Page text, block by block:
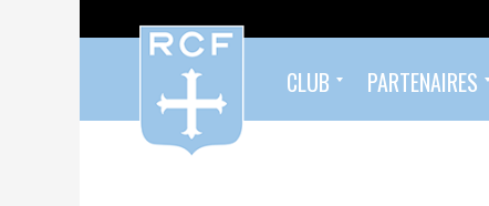
CLUB PARTENAIRES